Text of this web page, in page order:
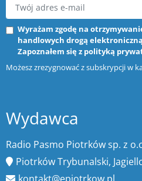
Wyrażam zgodę na
handlowych drogą
Zapoznałem się z polityką
Możesz zrezygnować z subskrypcji w
Wydawca
Radio Pasmo Piotrków sp. z
Piotrków Trybunalski,